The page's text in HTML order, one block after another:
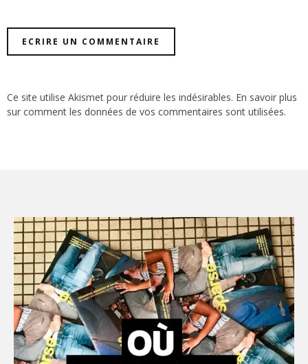
Ce site utilise Akismet pour réduire les indésirables. En savoir plus
sur comment les données de vos commentaires sont utilisées.